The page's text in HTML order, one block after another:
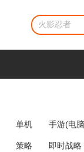
单机 手游(电
策略
即时战略